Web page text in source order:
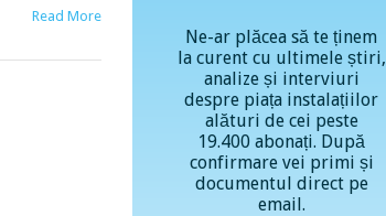
Read More
Ne-ar plăcea să te ținem
la curent cu ultimele știri,
analize și interviuri
despre piața instalațiilor
alături de cei peste
19.400 abonați. După
confirmare vei primi și
documentul direct pe
email.